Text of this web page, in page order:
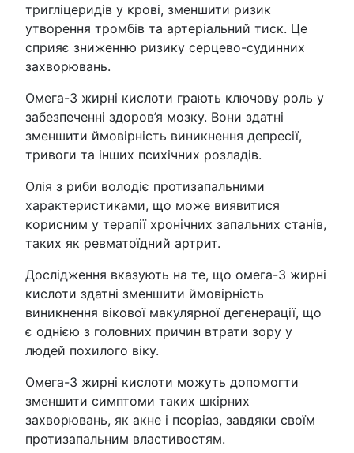
тригліцеридів у крові, зменшити ризик
утворення тромбів та артеріальний тиск. Це
сприяє зниженню ризику серцево-судинних
захворювань.
Омега-3 жирні кислоти грають ключову роль у
забезпеченні здоров’я мозку. Вони здатні
зменшити ймовірність виникнення депресії,
тривоги та інших психічних розладів.
Олія з риби володіє протизапальними
характеристиками, що може виявитися
корисним у терапії хронічних запальних станів,
таких як ревматоїдний артрит.
Дослідження вказують на те, що омега-3 жирні
кислоти здатні зменшити ймовірність
виникнення вікової макулярної дегенерації, що
є однією з головних причин втрати зору у
людей похилого віку.
Омега-3 жирні кислоти можуть допомогти
зменшити симптоми таких шкірних
захворювань, як акне і псоріаз, завдяки своїм
протизапальним властивостям.